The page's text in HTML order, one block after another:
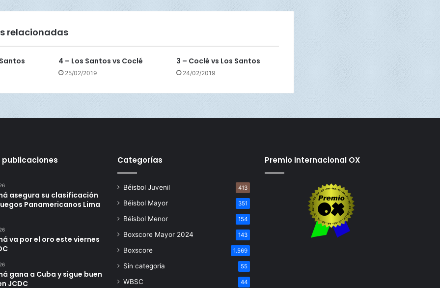
relacionadas
4 – Los Santos vs Coclé
25/02/2019
3 – Coclé vs Los Santos
24/02/2019
publicaciones
asegura su clasificación
Panamericanos Lima
va por el oro este viernes
gana a Cuba y sigue buen
JCDC
Categorías
Béisbol Juvenil 413
Béisbol Mayor 351
Béisbol Menor 154
Boxscore Mayor 2024 143
Boxscore 1.569
Sin categoría 55
WBSC 44
Premio Internacional OX